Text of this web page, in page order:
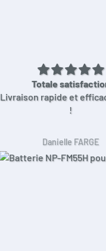
Totale
Livraison rapide et
!
Danielle FARGE